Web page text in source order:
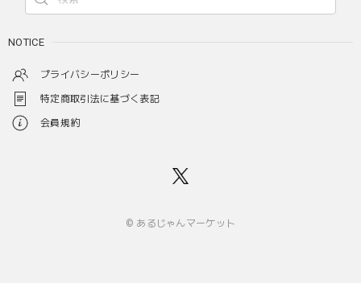
NOTICE
プライバシーポリシー
特定商取引法に基づく表記
会員規約
© あるじゃんマーケット